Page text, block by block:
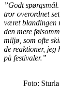
”Godt
tror overordnet
været blandingen
den mere
miljø, som ofte
de reaktioner,
på festivaler.”
Foto: